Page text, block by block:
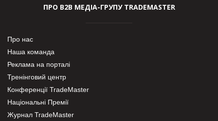
ПРО В2В МЕДІА-ГРУПУ TRADEMASTER
Про нас
Наша команда
Реклама на порталі
Тренінговий центр
Конференції TradeMaster
Національні Премії
Журнал TradeMaster